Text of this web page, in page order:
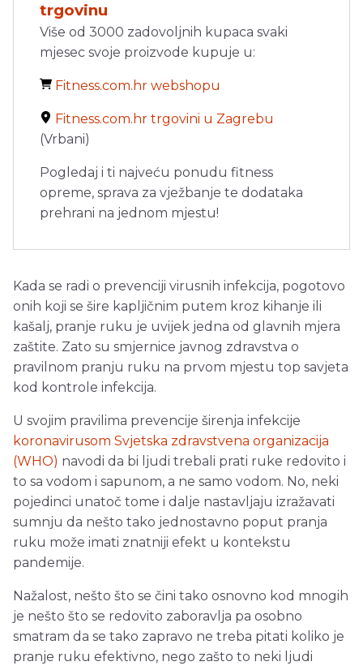
trgovinu
Više od 3000 zadovoljnih kupaca svaki
mjesec svoje proizvode kupuje u:
Fitness.com.hr webshopu
Fitness.com.hr trgovini u Zagrebu
(Vrbani)
Pogledaj i ti najveću ponudu fitness
opreme, sprava za vježbanje te dodataka
prehrani na jednom mjestu!
Kada se radi o prevenciji virusnih infekcija, pogotovo
onih koji se šire kapljičnim putem kroz kihanje ili
kašalj, pranje ruku je uvijek jedna od glavnih mjera
zaštite. Zato su smjernice javnog zdravstva o
pravilnom pranju ruku na prvom mjestu top savjeta
kod kontrole infekcija.
U svojim pravilima prevencije širenja infekcije
koronavirusom Svjetska zdravstvena organizacija
(WHO) navodi da bi ljudi trebali prati ruke redovito i
to sa vodom i sapunom, a ne samo vodom. No, neki
pojedinci unatoč tome i dalje nastavljaju izražavati
sumnju da nešto tako jednostavno poput pranja
ruku može imati znatniji efekt u kontekstu
pandemije.
Nažalost, nešto što se čini tako osnovno kod mnogih
je nešto što se redovito zaboravlja pa osobno
smatram da se tako zapravo ne treba pitati koliko je
pranje ruku efektivno, nego zašto to neki ljudi